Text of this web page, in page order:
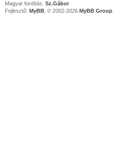
Magyar fordítás: Sz.Gábor
Fejlesztő: MyBB , © 2002-2026 MyBB Group